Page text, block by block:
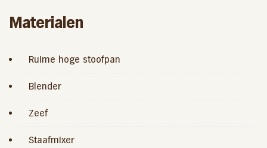
Materialen
Ruime hoge stoofpan
Blender
Zeef
Staafmixer